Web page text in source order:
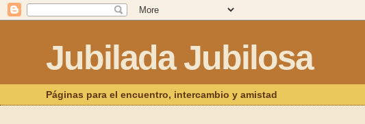
Jubilada Jubilosa
Páginas para el encuentro, intercambio y amistad